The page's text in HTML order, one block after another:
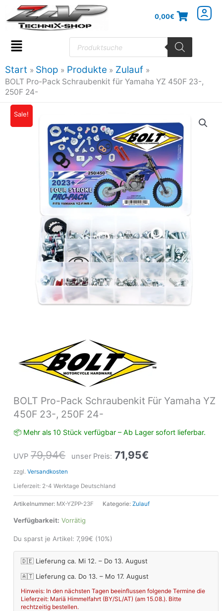
Inhalt
springen
0,00€
Flyout
Menu
Products
search
Start Shop Produkte Zulauf
BOLT Pro-Pack Schraubenkit für Yamaha YZ 450F 23-,
250F 24-
Sale!
BOLT Pro-Pack Schraubenkit Für Yamaha YZ
450F 23-, 250F 24-
📦 Mehr als 10 Stück verfügbar – Ab Lager sofort lieferbar.
UVP 79,94€
Preis
war:
79,94€
unser Preis: 71,95€
Preis
ist:
71,95€.
zzgl. Versandkosten
Lieferzeit: 2-4 Werktage Deutschland
Artikelnummer: MX-YZPP-23F Kategorie: Zulauf
Verfügbarkeit: Vorrätig
Du sparst je Artikel: 7,99€ (10%)
🇩🇪 Lieferung ca. Mi 12. – Do 13. August
🇦🇹 Lieferung ca. Do 13. – Mo 17. August
Hinweis: In den nächsten Tagen beeinflussen folgende Termine die
Lieferzeit: Mariä Himmelfahrt (BY/SL/AT) (am 15.08.). Bitte
rechtzeitig bestellen.
BOLT
Pro-
Schraubenkit